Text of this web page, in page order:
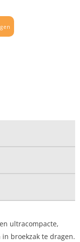
ultracompacte,
broekzak te dragen.